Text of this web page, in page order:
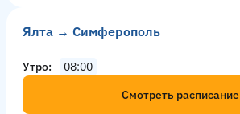
Ялта → Симферополь
Утро
08:00
Смотреть расписание